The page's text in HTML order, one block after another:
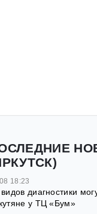
18:23
диагностики
у ТЦ «Бум»